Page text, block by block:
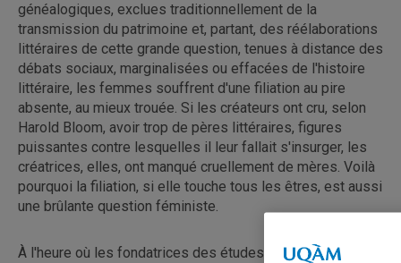
généalogiques, exclues traditionnellement de la
transmission du patrimoine et, partant, des réélaborations
littéraires de cette grande question, tenues à distance des
débats sociaux, marginalisées ou effacées de l'histoire
littéraire, les femmes souffrent d'une filiation au pire
absente, au mieux trouée. Si les créateurs ont cru, selon
Harold Bloom, avoir trop de pères littéraires, figures
puissantes contre lesquelles il leur fallait s'insurger, les
créatrices, elles, ont manqué cruellement de mères. Voilà
pourquoi la filiation, si elle touche tous les êtres, est aussi
une brûlante question féministe.
À l'heure où les fondatrices des études féministes